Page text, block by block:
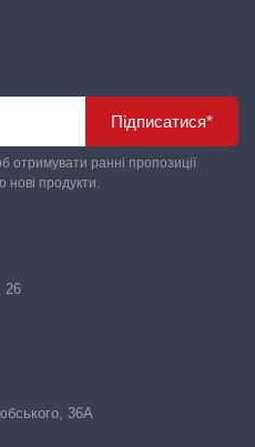
Підписатися*
отримувати ранні пропозиції
нові продукти.
26
36А